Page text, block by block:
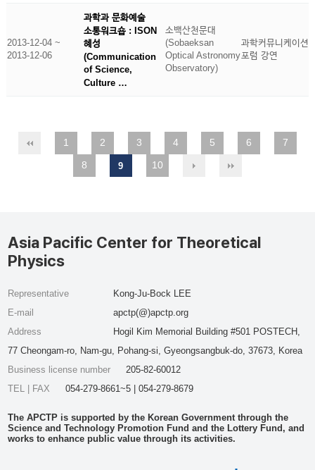
2013-12-04 ~
2013-12-06
과학과 문화예술
소통워크숍 : ISON
혜성
(Communication
of Science,
Culture …
소백산천문대
(Sobaeksan
Optical Astronomy
Observatory)
과학커뮤니케이션
포럼 강연
1 2 3 4 5 6
7
8
9 10
Asia Pacific Center for Theoretical
Physics
Representative
Kong-Ju-Bock LEE
E-mail
apctp(@)apctp.org
Address
Hogil Kim Memorial Building #501 POSTECH,
77 Cheongam-ro, Nam-gu, Pohang-si, Gyeongsangbuk-do, 37673, Korea
Business license number
205-82-60012
TEL | FAX
054-279-8661~5 | 054-279-8679
The APCTP is supported by the Korean Government through the
Science and Technology Promotion Fund and the Lottery Fund, and
works to enhance public value through its activities.